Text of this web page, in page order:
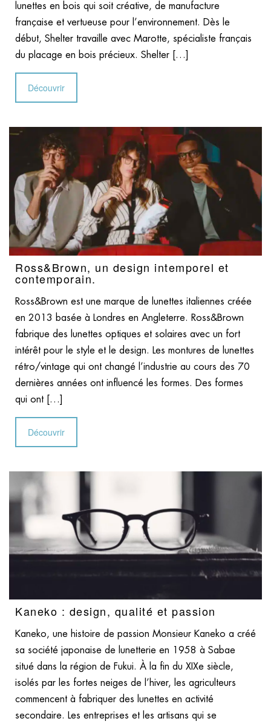
lunettes en bois qui soit créative, de manufacture
française et vertueuse pour l’environnement. Dès le
début, Shelter travaille avec Marotte, spécialiste français
du placage en bois précieux. Shelter […]
Découvrir
Ross&Brown, un design intemporel et
contemporain.
Ross&Brown est une marque de lunettes italiennes créée
en 2013 basée à Londres en Angleterre. Ross&Brown
fabrique des lunettes optiques et solaires avec un fort
intérêt pour le style et le design. Les montures de lunettes
rétro/vintage qui ont changé l’industrie au cours des 70
dernières années ont influencé les formes. Des formes
qui ont […]
Découvrir
Kaneko : design, qualité et passion
Kaneko, une histoire de passion Monsieur Kaneko a créé
sa société japonaise de lunetterie en 1958 à Sabae
situé dans la région de Fukui. À la fin du XIXe siècle,
isolés par les fortes neiges de l’hiver, les agriculteurs
commencent à fabriquer des lunettes en activité
secondaire. Les entreprises et les artisans qui se